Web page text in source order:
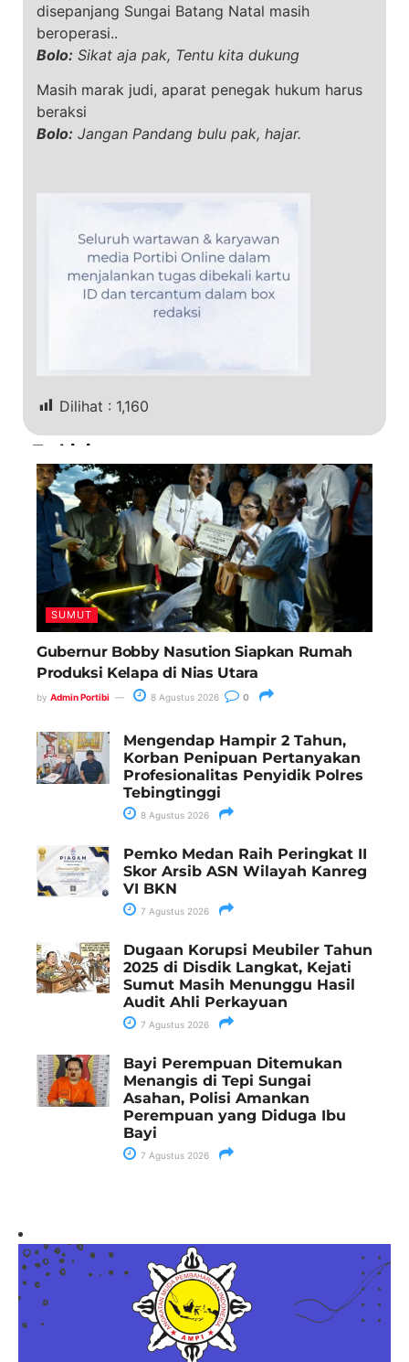
disepanjang Sungai Batang Natal masih
beroperasi..
Bolo: Sikat aja pak, Tentu kita dukung
Masih marak judi, aparat penegak hukum harus
beraksi
Bolo: Jangan Pandang bulu pak, hajar.
Dilihat : 1,160
Terkini
SUMUT
Gubernur Bobby Nasution Siapkan Rumah
Produksi Kelapa di Nias Utara
by Admin Portibi 8 Agustus 2026 0
Mengendap Hampir 2 Tahun,
Korban Penipuan Pertanyakan
Profesionalitas Penyidik Polres
Tebingtinggi
8 Agustus 2026
Pemko Medan Raih Peringkat II
Skor Arsib ASN Wilayah Kanreg
VI BKN
7 Agustus 2026
Dugaan Korupsi Meubiler Tahun
2025 di Disdik Langkat, Kejati
Sumut Masih Menunggu Hasil
Audit Ahli Perkayuan
7 Agustus 2026
Bayi Perempuan Ditemukan
Menangis di Tepi Sungai
Asahan, Polisi Amankan
Perempuan yang Diduga Ibu
Bayi
7 Agustus 2026